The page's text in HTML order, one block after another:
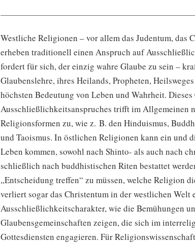
Westliche Religionen – vor allem das Judentum, das
erheben traditionell einen Anspruch auf
fordert für sich, der einzig wahre Glaube zu sein –
Glaubenslehre, ihres Heilands, Propheten,
höchsten Bedeutung von Leben und Wahrheit.
Ausschließlichkeitsanspruches trifft im Allgemeinen
Religionsformen zu, wie z. B. den Hinduismus,
und Taoismus. In östlichen Religionen kann ein und
Leben kommen, sowohl nach Shinto- als auch nach
schließlich nach buddhistischen Riten bestattet
„Entscheidung treffen“ zu müssen, welche Religion
verliert sogar das Christentum in der westlichen Welt
Ausschließlichkeitscharakter, wie die Bemühungen
Glaubensgemeinschaften zeigen, die sich im
Gottesdiensten engagieren. Für